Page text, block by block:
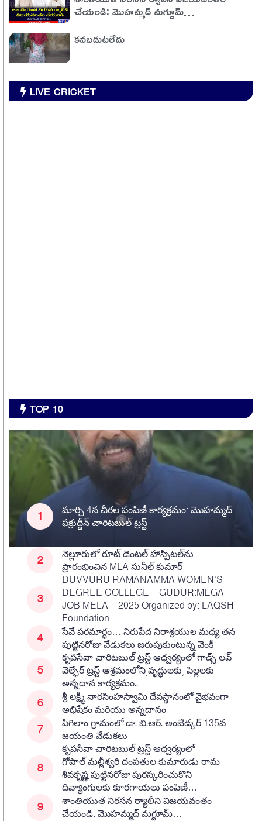
చేయండి: మొహమ్మద్ మగ్దూమ్…
కనబడుటలేదు
LIVE CRICKET
TOP 10
మార్చి 4న చీరల పంపిణీ కార్యక్రమం: మొహమ్మద్
ఫక్రుద్దీన్ చారిటబుల్ ట్రస్ట్
నెల్లూరులో రూట్ డెంటల్ హాస్పిటల్‌ను
ప్రారంభించిన MLA సునీల్ కుమార్
DUVVURU RAMANAMMA WOMEN’S
DEGREE COLLEGE – GUDUR:MEGA
JOB MELA – 2025 Organized by: LAQSH
Foundation
సేవే పరమార్ధం… నిరుపేద నిరాశ్రయుల మధ్య తన
పుట్టినరోజు వేడుకలు జరుపుకుంటున్న వెంకీ
కృపసేవా చారిటబుల్ ట్రస్ట్ ఆధ్వర్యంలో గాడ్స్ లవ్
వెల్ఫేర్ ట్రస్ట్ ఆశ్రమంలోని,వృద్ధులకు, పిల్లలకు
అన్నదాన కార్యక్రమం..
శ్రీ లక్ష్మీ నారసింహస్వామి దేవస్థానంలో వైభవంగా
అభిషేకం మరియు అన్నదానం
పిగిలాం గ్రామంలో డా. బి.ఆర్. అంబేడ్కర్ 135వ
జయంతి వేడుకలు
కృపసేవా చారిటబుల్ ట్రస్ట్ ఆధ్వర్యంలో
గోపాల్,మల్లీశ్వరి దంపతుల కుమారుడు రామ
శివకృష్ణ పుట్టినరోజు పురస్కరించుకొని
దివ్యాంగులకు కూరగాయలు పంపిణీ…
శాంతియుత నిరసన ర్యాలీని విజయవంతం
చేయండి: మొహమ్మద్ మగ్దూమ్…